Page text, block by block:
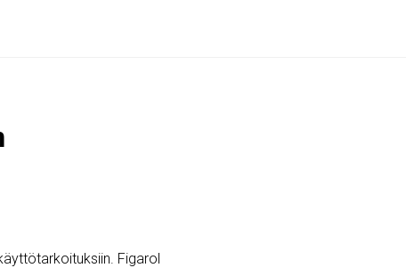
Figarol